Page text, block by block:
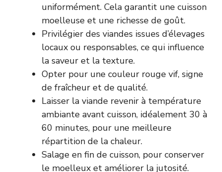
uniformément. Cela garantit une cuisson
moelleuse et une richesse de goût.
Privilégier des viandes issues d’élevages
locaux ou responsables, ce qui influence
la saveur et la texture.
Opter pour une couleur rouge vif, signe
de fraîcheur et de qualité.
Laisser la viande revenir à température
ambiante avant cuisson, idéalement 30 à
60 minutes, pour une meilleure
répartition de la chaleur.
Salage en fin de cuisson, pour conserver
le moelleux et améliorer la jutosité.